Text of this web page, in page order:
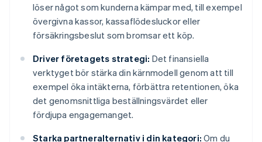
löser något som kunderna kämpar med, till exempel
övergivna kassor, kassaflödesluckor eller
försäkringsbeslut som bromsar ett köp.
Driver företagets strategi: Det finansiella
verktyget bör stärka din kärnmodell genom att till
exempel öka intäkterna, förbättra retentionen, öka
det genomsnittliga beställningsvärdet eller
fördjupa engagemanget.
Starka partneralternativ i din kategori: Om du